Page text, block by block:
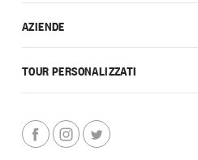
AZIENDE
TOUR PERSONALIZZATI